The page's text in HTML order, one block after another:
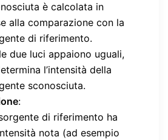
è calcolata in
alla comparazione con la
di riferimento.
due luci appaiono uguali,
l’intensità della
sconosciuta.
:
di riferimento ha
nota (ad esempio